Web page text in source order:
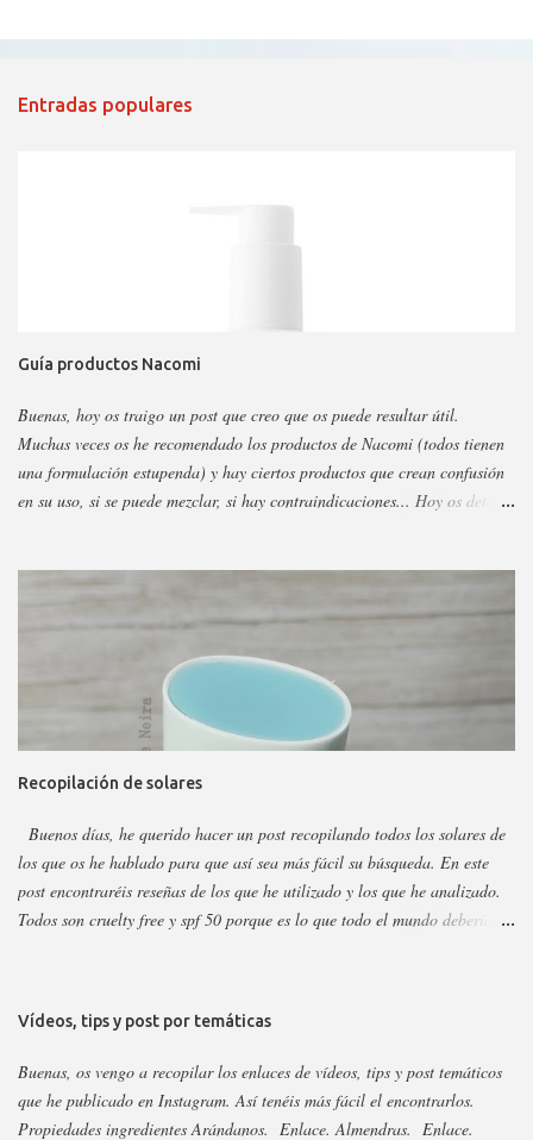
Entradas populares
Guía productos Nacomi
Buenas, hoy os traigo un post que creo que os puede resultar útil.
Muchas veces os he recomendado los productos de Nacomi (todos tienen
una formulación estupenda) y hay ciertos productos que crean confusión
en su uso, si se puede mezclar, si hay contraindicaciones... Hoy os detallo
corporales, así es más fácil, además al final añadiré gamas concretas. La
marca tiene otros sérum y cremas, pero estos son los más dificilillos de
tenéis en casi todas las perfumerías, es cruelty free y casi toda vegana.
Hay ciertos productos que no están en todas las webs, pero como se suele
decir Google es nuestro amigo. Empecemos: Productos faciales Dermo
loción limpiadora ceramidas Precio: 4 euros. Cantidad: 150 ml.
Propiedades: Limpiador acuoso para todas las pieles, pero p...
Recopilación de solares
Buenos días, he querido hacer un post recopilando todos los solares de
los que os he hablado para que así sea más fácil su búsqueda. En este
post encontraréis reseñas de los que he utilizado y los que he analizado.
Todos son cruelty free y spf 50 porque es lo que todo el mundo debería
pero las marcas sacan año tras año los mismo, aunque suelen cambiar el
envase. Si no veis alguno es porque ya está analizado, así que revisad el
nombre para saber si cambiaron su envase. Os dejo el listado y los
enlaces a continuación: 3Ina. Enlace. Abib esencia y stick. Enlace.
Vídeos, tips y post por temáticas
Buenas, os vengo a recopilar los enlaces de vídeos, tips y post temáticos
que he publicado en Instagram. Así tenéis más fácil el encontrarlos.
Propiedades ingredientes Arándanos. Enlace. Almendras. Enlace.